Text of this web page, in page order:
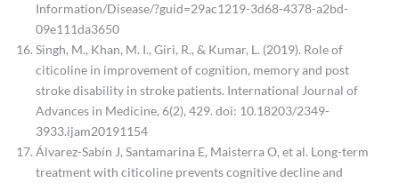
Information/Disease/?guid=29ac1219-3d68-4378-a2bd-
09e111da3650
Singh, M., Khan, M. I., Giri, R., & Kumar, L. (2019). Role of
citicoline in improvement of cognition, memory and post
stroke disability in stroke patients. International Journal of
Advances in Medicine, 6(2), 429. doi: 10.18203/2349-
3933.ijam20191154
Álvarez-Sabín J, Santamarina E, Maisterra O, et al. Long-term
treatment with citicoline prevents cognitive decline and